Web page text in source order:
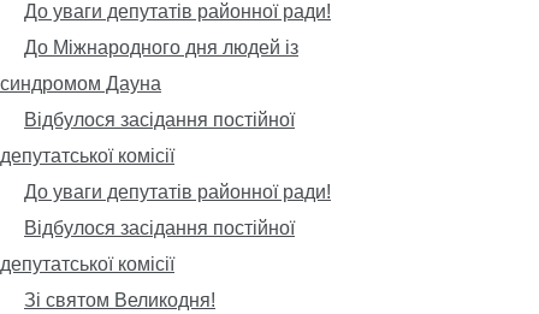
До уваги депутатів районної ради!
До Міжнародного дня людей із
синдромом Дауна
Відбулося засідання постійної
депутатської комісії
До уваги депутатів районної ради!
Відбулося засідання постійної
депутатської комісії
Зі святом Великодня!